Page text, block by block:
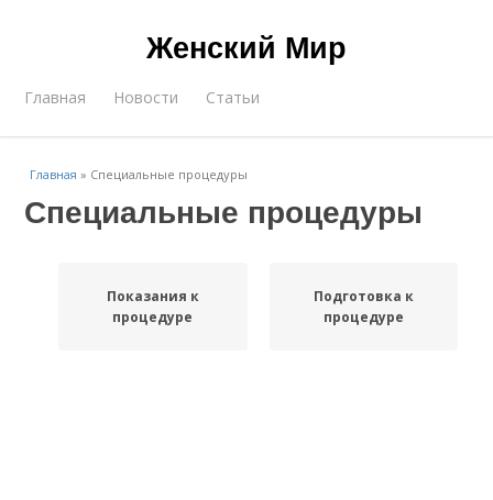
Женский Мир
Главная Новости Статьи
Главная » Специальные процедуры
Специальные процедуры
Показания к
процедуре
Подготовка к
процедуре